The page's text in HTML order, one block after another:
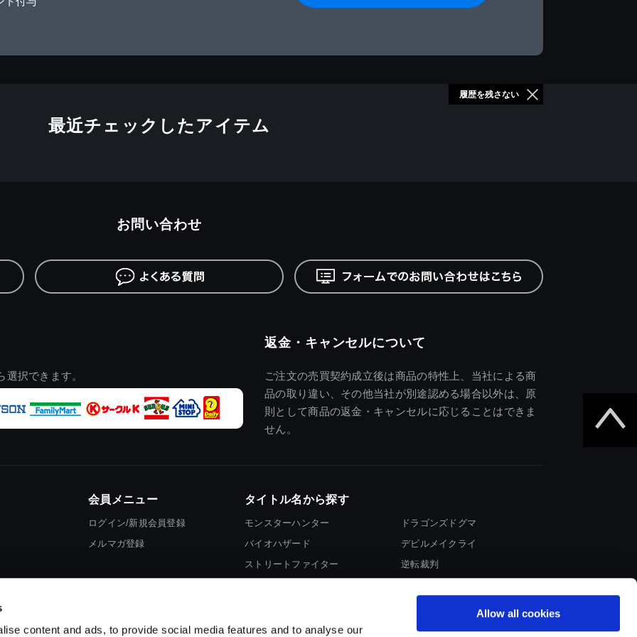
content and ads, to provide social media features and to analyse our
Allow all cookies
最近チェックしたアイテム
履歴を残さない
択できます。
返金・キャンセルについて
ご注文の売買契約成立後は商品の特性上、当社による商
品の取り違い、その他当社が別途認める場合以外は、原
則として商品の返金・キャンセルに応じることはできま
せん。
お問い合わせ
会員メニュー
ログイン/新規会員登録
メルマガ登録
タイトル名から探す
モンスターハンター
バイオハザード
ストリートファイター
ドラゴンズドグマ
デビルメイクライ
逆転裁判